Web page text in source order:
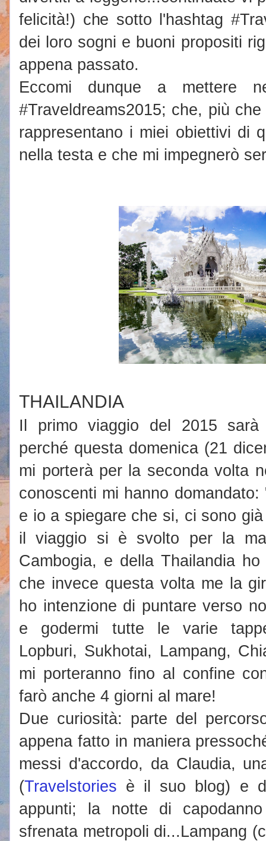
felicità!) che sotto l'hashtag
dei loro sogni e buoni propositi
appena passato.
Eccomi dunque a mettere
#Traveldreams2015; che, più
rappresentano i miei obiettivi di
nella testa e che mi impegnerò
THAILANDIA
Il primo viaggio del 2015
perché questa domenica (21
mi porterà per la seconda volta
conoscenti mi hanno
e io a spiegare che si, ci sono
il viaggio si è svolto per la
Cambogia, e della Thailandia
che invece questa volta me la
ho intenzione di puntare verso
e godermi tutte le varie
Lopburi, Sukhotai, Lampang,
mi porteranno fino al confine
farò anche 4 giorni al mare!
Due curiosità: parte del
appena fatto in maniera
messi d'accordo, da Claudia,
(Travelstories è il suo blog) e
appunti; la notte di
sfrenata metropoli di...Lampang